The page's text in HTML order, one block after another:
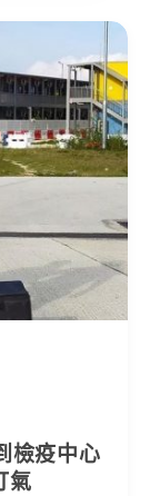
檢疫中心
氣